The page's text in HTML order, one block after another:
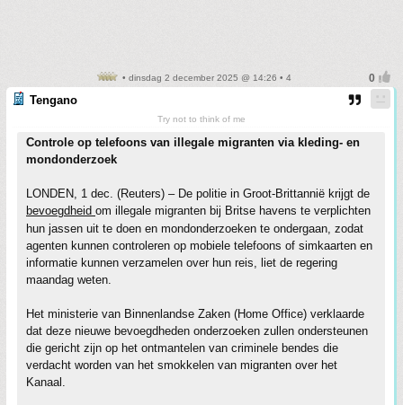
• dinsdag 2 december 2025 @ 14:26 • 4
Tengano
Try not to think of me
Controle op telefoons van illegale migranten via kleding- en
mondonderzoek
LONDEN, 1 dec. (Reuters) – De politie in Groot-Brittannië krijgt de
bevoegdheid om illegale migranten bij Britse havens te verplichten
hun jassen uit te doen en mondonderzoeken te ondergaan, zodat
agenten kunnen controleren op mobiele telefoons of simkaarten en
informatie kunnen verzamelen over hun reis, liet de regering
maandag weten.
Het ministerie van Binnenlandse Zaken (Home Office) verklaarde
dat deze nieuwe bevoegdheden onderzoeken zullen ondersteunen
die gericht zijn op het ontmantelen van criminele bendes die
verdacht worden van het smokkelen van migranten over het
Kanaal.